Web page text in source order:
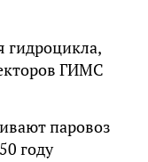
гидроцикла,
ГИМС
паровоз
году